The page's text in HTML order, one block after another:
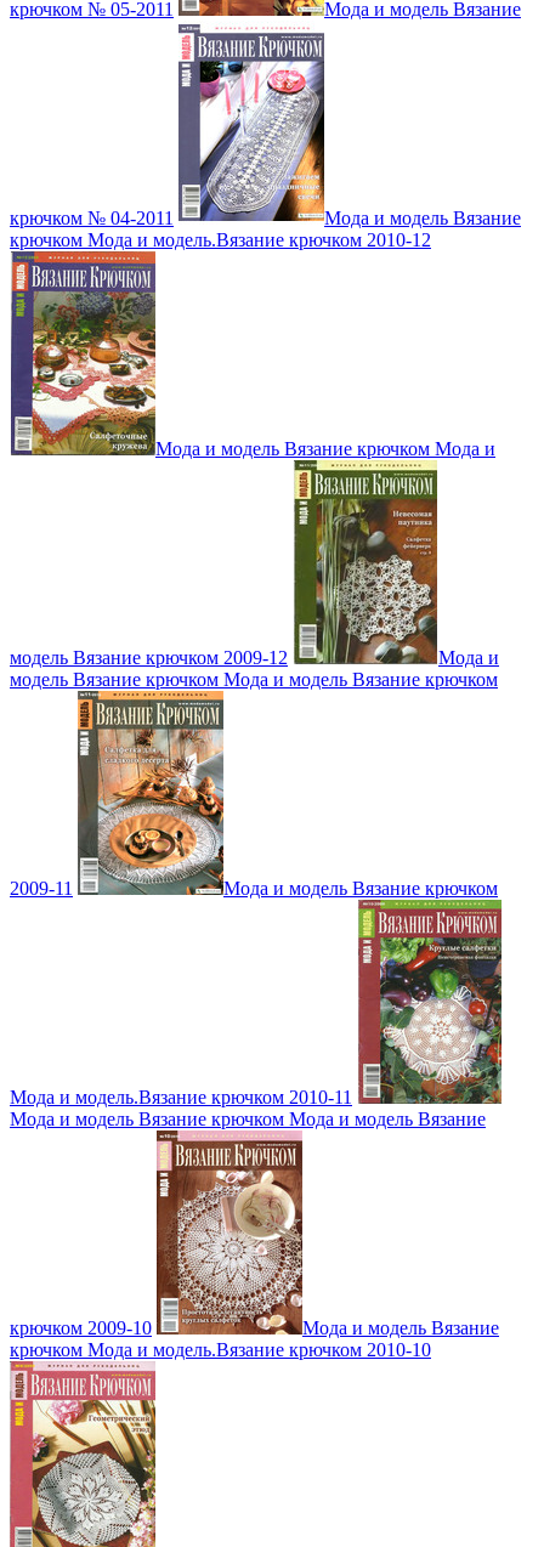
крючком № 05-2011 Мода и модель Вязание
крючком № 04-2011
Мода и модель Вязание
крючком Мода и модель.Вязание крючком 2010-12
Мода и модель Вязание крючком Мода и
модель Вязание крючком 2009-12
Мода и
модель Вязание крючком Мода и модель Вязание крючком
2009-11 Мода и модель Вязание крючком
Мода и модель.Вязание крючком 2010-11
Мода и модель Вязание крючком Мода и модель Вязание
крючком 2009-10
Мода и модель Вязание
крючком Мода и модель.Вязание крючком 2010-10